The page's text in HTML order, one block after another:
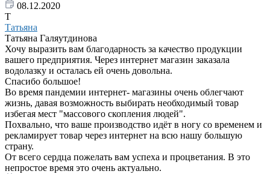
08.12.2020
Т
Татьяна
Татьяна Галяутдинова
Хочу выразить вам благодарность за качество продукции
вашего предприятия. Через интернет магазин заказала
водолазку и осталась ей очень довольна.
Спасибо большое!
Во время пандемии интернет- магазины очень облегчают
жизнь, давая возможность выбирать необходимый товар
избегая мест "массового скопления людей".
Похвально, что ваше производство идёт в ногу со временем и
рекламирует товар через интернет на всю нашу большую
страну.
От всего сердца пожелать вам успеха и процветания. В это
непростое время это очень актуально.